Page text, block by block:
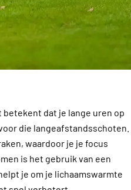
dat je lange uren op
die langeafstandsschoten.
waardoor je je focus
is het gebruik van een
je om je lichaamswarmte